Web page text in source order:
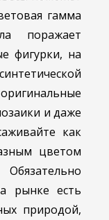
гамма
поражает
фигурки, на
и даже
как
цветом
рынке есть
природой,